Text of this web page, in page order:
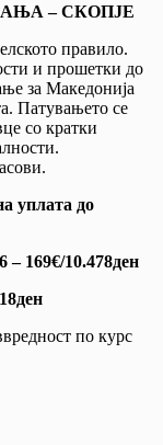
БАЊА – СКОПЈЕ
правило.
и прошетки до
за Македонија
Патувањето се
со кратки
уплата до
169€/10.478ден
по курс